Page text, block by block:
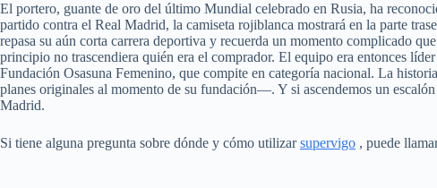
El portero, guante de oro del último Mundial celebrado en Rusia, ha
partido contra el Real Madrid, la camiseta rojiblanca mostrará en la parte
repasa su aún corta carrera deportiva y recuerda un momento complicado
principio no trascendiera quién era el comprador. El equipo era entonces
Fundación Osasuna Femenino, que compite en categoría nacional. La
planes originales al momento de su fundación—. Y si ascendemos un
Madrid.
Si tiene alguna pregunta sobre dónde y cómo utilizarsupervigo , puede